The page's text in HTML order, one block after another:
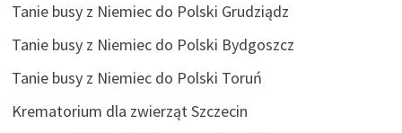
Tanie busy z Niemiec do Polski Grudziądz
Tanie busy z Niemiec do Polski Bydgoszcz
Tanie busy z Niemiec do Polski Toruń
Krematorium dla zwierząt Szczecin